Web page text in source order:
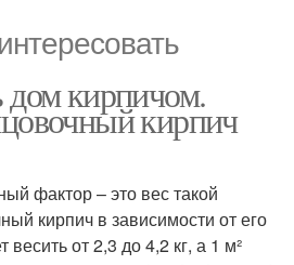
кирпичом.
кирпич
фактор – это вес такой
кирпич в зависимости от его
от 2,3 до 4,2 кг, а 1 м²